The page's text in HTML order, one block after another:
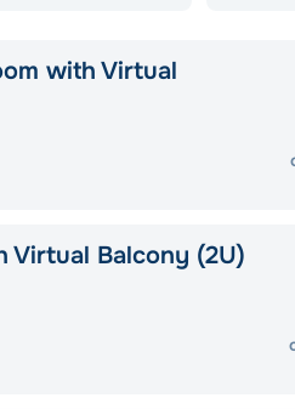
with Virtual
Virtual Balcony (2U)